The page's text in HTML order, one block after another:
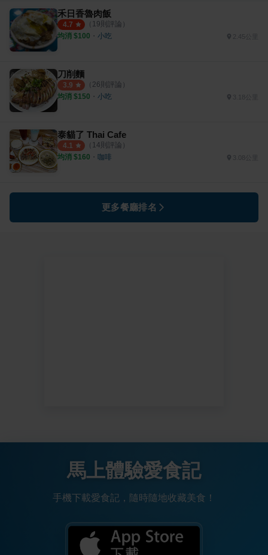
禾日香魯肉飯
4.7 （ 19則評論）
均消 $100 ・ 小吃 2.45公里
刀削麵
3.9 （ 26則評論）
均消 $150 ・ 小吃
泰貓了 Thai Cafe
4.1 （ 14則評論）
均消 $160 ・ 咖啡
更多餐廳排名
馬上體驗愛食記
手機下載愛食記，隨時隨地收藏美食！